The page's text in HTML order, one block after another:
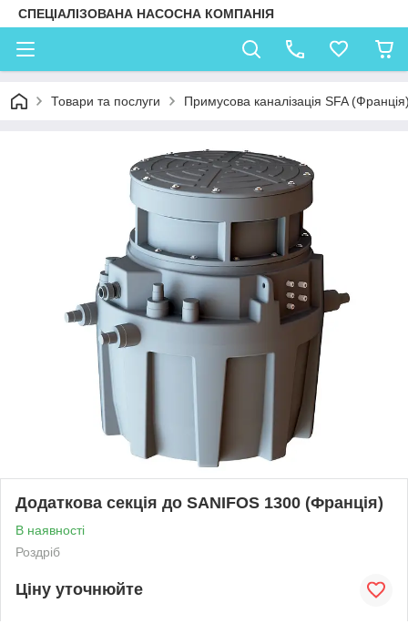
СПЕЦІАЛІЗОВАНА НАСОСНА КОМПАНІЯ
Товари та послуги Примусова каналізація SFA
Додаткова секція до SANIFOS 1300 (Франція)
В наявності
Роздріб
Ціну уточнюйте